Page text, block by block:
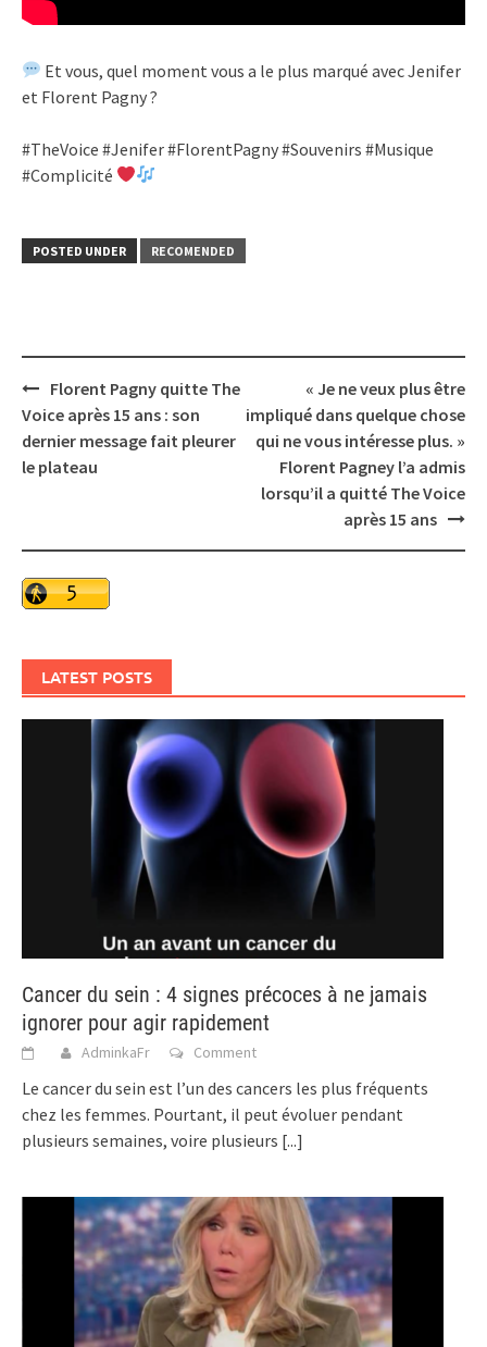
Et vous, quel moment vous a le plus marqué avec Jenifer
et Florent Pagny ?
#TheVoice #Jenifer #FlorentPagny #Souvenirs #Musique
#Complicité
POSTED UNDER RECOMENDED
Post
navigation
Florent Pagny quitte The
Voice après 15 ans : son
dernier message fait pleurer
le plateau
« Je ne veux plus être
impliqué dans quelque chose
qui ne vous intéresse plus. »
Florent Pagney l’a admis
lorsqu’il a quitté The Voice
après 15 ans
LATEST POSTS
Cancer du sein : 4 signes précoces à ne jamais
ignorer pour agir rapidement
AdminkaFr Comment
Le cancer du sein est l’un des cancers les plus fréquents
chez les femmes. Pourtant, il peut évoluer pendant
plusieurs semaines, voire plusieurs [...]